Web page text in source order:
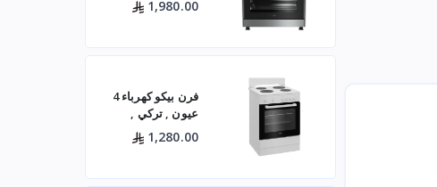
GG15120FXNS
1,980.00
فرن بيكو كهرباء 4
عيون , تركي ,
60×60 باب زجاجي
– أبيض- FBS 66000
1,280.00